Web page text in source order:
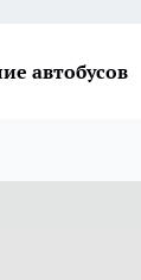
автобусов